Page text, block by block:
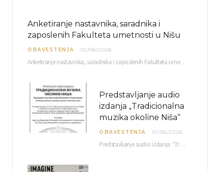
Anketiranje nastavnika, saradnika i
zaposlenih Fakulteta umetnosti u Nišu
OBAVESTENJA 02/06/2026
Anketiranje nastavnika, saradnika i zaposlenih Fakulteta umetnosti u Nišu radi sačinjavanja Izveštaja o samovrednovanju biće…
Predstavljanje audio
izdanja „Tradicionalna
muzika okoline Niša“
OBAVESTENJA 01/06/2026
Predstavljanje audio izdanja “Tradicionalna muzika okoline Niša” organizuje se u okviru projekta O-10-17 Muzičko nasleđe jugoistočne…